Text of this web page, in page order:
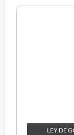
LEY DE